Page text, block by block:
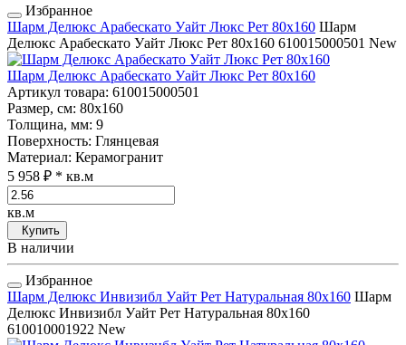
Избранное
Шарм Делюкс Арабескато Уайт Люкс Рет 80x160 Шарм
Делюкс Арабескато Уайт Люкс Рет 80x160 610015000501 New
Шарм Делюкс Арабескато Уайт Люкс Рет 80x160
Артикул товара: 610015000501
Размер, см: 80x160
Толщина, мм: 9
Поверхность: Глянцевая
Материал: Керамогранит
5 958 ₽ * кв.м
кв.м
Купить
В наличии
Избранное
Шарм Делюкс Инвизибл Уайт Рет Натуральная 80x160 Шарм
Делюкс Инвизибл Уайт Рет Натуральная 80x160
610010001922 New